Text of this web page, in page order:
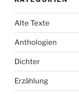
Alte Texte
Anthologien
Dichter
Erzählung